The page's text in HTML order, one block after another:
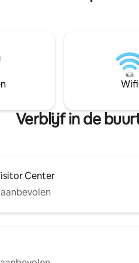
Wifi
Verblijf in de
Center